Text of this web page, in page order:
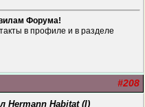
Форума!
в профиле и в разделе
#208
Hermann Habitat (I)